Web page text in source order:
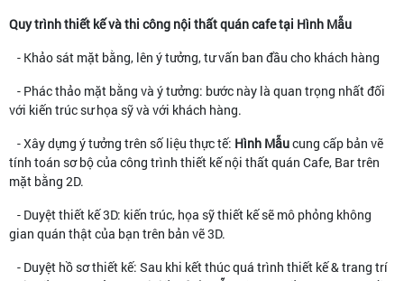
Quy trình thiết kế và thi công nội thất quán cafe tại Hình Mẫu
- Khảo sát mặt bằng, lên ý tưởng, tư vấn ban đầu cho khách hàng
- Phác thảo mặt bằng và ý tưởng: bước này là quan trọng nhất đối
với kiến trúc sư họa sỹ và với khách hàng.
- Xây dựng ý tưởng trên số liệu thực tế: Hình Mẫucung cấp bản vẽ
tính toán sơ bộ của công trình thiết kế nội thất quán Cafe, Bar trên
mặt bằng 2D.
- Duyệt thiết kế 3D: kiến trúc, họa sỹ thiết kế sẽ mô phỏng không
gian quán thật của bạn trên bản vẽ 3D.
- Duyệt hồ sơ thiết kế: Sau khi kết thúc quá trình thiết kế & trang trí